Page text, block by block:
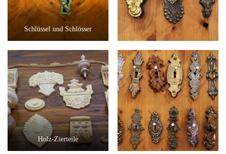
Schlüssel und Schlösser
Holz-Zierteile